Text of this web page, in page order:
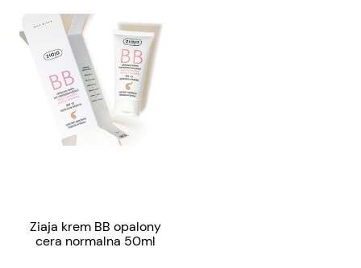
Ziaja krem BB opalony
cera normalna 50ml